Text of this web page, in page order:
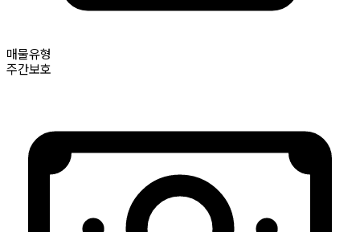
매물유형
주간보호